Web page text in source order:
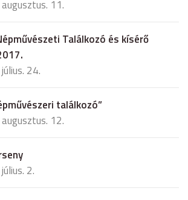
11.
Találkozó és kísérő
24.
találkozó”
12.
2.